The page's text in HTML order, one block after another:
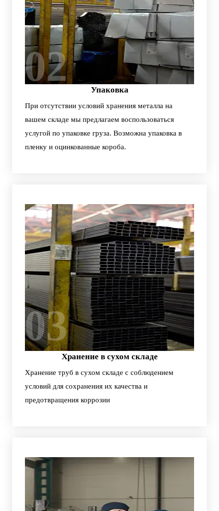
02 Упаковка
При отсутствии условий хранения металла на
вашем складе мы предлагаем воспользоваться
услугой по упаковке груза. Возможна упаковка в
пленку и оцинкованные короба.
03
Хранение в сухом складе
Хранение труб в сухом складе с соблюдением
условий для сохранения их качества и
предотвращения коррозии